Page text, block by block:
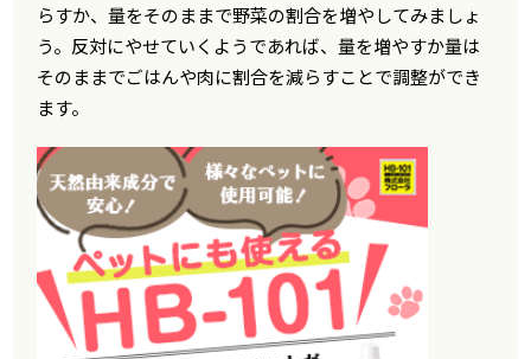
らすか、量をそのままで野菜の割合を増やしてみましょ
う。反対にやせていくようであれば、量を増やすか量は
そのままでごはんや肉に割合を減らすことで調整ができ
ます。